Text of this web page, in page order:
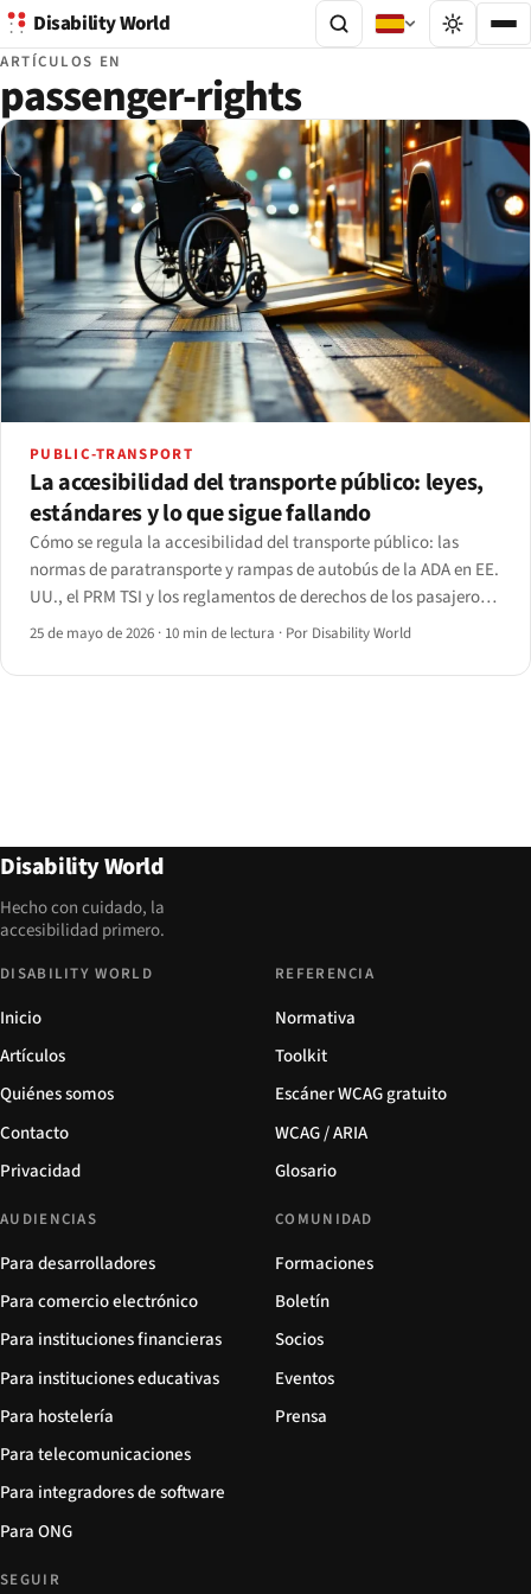
Disability World
ARTÍCULOS EN
passenger-rights
PUBLIC-TRANSPORT
La accesibilidad del transporte público: leyes,
estándares y lo que sigue fallando
Cómo se regula la accesibilidad del transporte público: las
normas de paratransporte y rampas de autobús de la ADA en EE.
UU., el PRM TSI y los reglamentos de derechos de los pasajeros
de la UE, y el PSVAR del Reino Unido, más las brechas que
25 de mayo de 2026 · 10 min de lectura · Por Disability World
Disability World
Hecho con cuidado, la
accesibilidad primero.
DISABILITY WORLD
Inicio
Artículos
Quiénes somos
Contacto
Privacidad
REFERENCIA
Normativa
Toolkit
Escáner WCAG gratuito
WCAG / ARIA
Glosario
AUDIENCIAS
Para desarrolladores
Para comercio electrónico
Para instituciones financieras
Para instituciones educativas
Para hostelería
Para telecomunicaciones
Para integradores de software
Para ONG
COMUNIDAD
Formaciones
Boletín
Socios
Eventos
Prensa
SEGUIR